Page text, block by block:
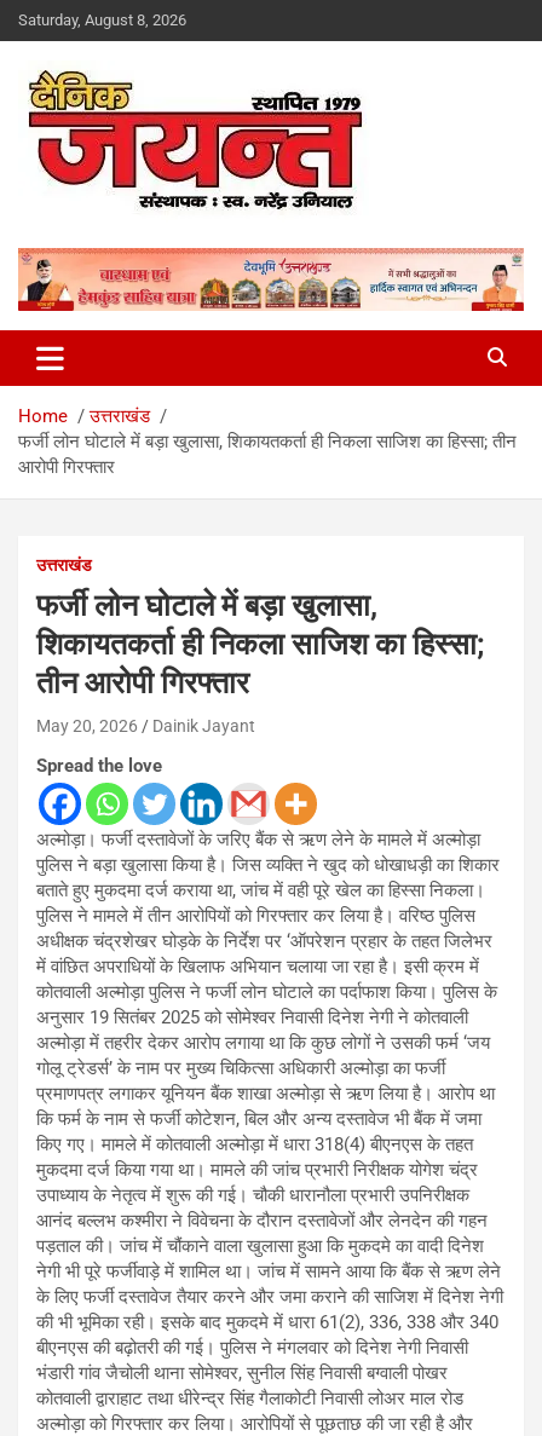
Skip
to
Saturday, August 8, 2026
Dainik Jayant
Home
उत्तराखंड
फर्जी लोन घोटाले में बड़ा खुलासा, शिकायतकर्ता ही निकला साजिश का हिस्सा; तीन
आरोपी गिरफ्तार
उत्तराखंड
फर्जी लोन घोटाले में बड़ा खुलासा,
शिकायतकर्ता ही निकला साजिश का हिस्सा;
तीन आरोपी गिरफ्तार
May 20, 2026 Dainik Jayant
Spread the love
अल्मोड़ा। फर्जी दस्तावेजों के जरिए बैंक से ऋण लेने के मामले में अल्मोड़ा
पुलिस ने बड़ा खुलासा किया है। जिस व्यक्ति ने खुद को धोखाधड़ी का शिकार
बताते हुए मुकदमा दर्ज कराया था, जांच में वही पूरे खेल का हिस्सा निकला।
पुलिस ने मामले में तीन आरोपियों को गिरफ्तार कर लिया है। वरिष्ठ पुलिस
अधीक्षक चंद्रशेखर घोड़के के निर्देश पर ‘ऑपरेशन प्रहार के तहत जिलेभर
में वांछित अपराधियों के खिलाफ अभियान चलाया जा रहा है। इसी क्रम में
कोतवाली अल्मोड़ा पुलिस ने फर्जी लोन घोटाले का पर्दाफाश किया। पुलिस के
अनुसार 19 सितंबर 2025 को सोमेश्वर निवासी दिनेश नेगी ने कोतवाली
अल्मोड़ा में तहरीर देकर आरोप लगाया था कि कुछ लोगों ने उसकी फर्म ‘जय
गोलू ट्रेडर्स’ के नाम पर मुख्य चिकित्सा अधिकारी अल्मोड़ा का फर्जी
प्रमाणपत्र लगाकर यूनियन बैंक शाखा अल्मोड़ा से ऋण लिया है। आरोप था
कि फर्म के नाम से फर्जी कोटेशन, बिल और अन्य दस्तावेज भी बैंक में जमा
किए गए। मामले में कोतवाली अल्मोड़ा में धारा 318(4) बीएनएस के तहत
मुकदमा दर्ज किया गया था। मामले की जांच प्रभारी निरीक्षक योगेश चंद्र
उपाध्याय के नेतृत्व में शुरू की गई। चौकी धारानौला प्रभारी उपनिरीक्षक
आनंद बल्लभ कश्मीरा ने विवेचना के दौरान दस्तावेजों और लेनदेन की गहन
पड़ताल की। जांच में चौंकाने वाला खुलासा हुआ कि मुकदमे का वादी दिनेश
नेगी भी पूरे फर्जीवाड़े में शामिल था। जांच में सामने आया कि बैंक से ऋण लेने
के लिए फर्जी दस्तावेज तैयार करने और जमा कराने की साजिश में दिनेश नेगी
की भी भूमिका रही। इसके बाद मुकदमे में धारा 61(2), 336, 338 और 340
बीएनएस की बढ़ोतरी की गई। पुलिस ने मंगलवार को दिनेश नेगी निवासी
भंडारी गांव जैचोली थाना सोमेश्वर, सुनील सिंह निवासी बग्वाली पोखर
कोतवाली द्वाराहाट तथा धीरेन्द्र सिंह गैलाकोटी निवासी लोअर माल रोड
अल्मोड़ा को गिरफ्तार कर लिया। आरोपियों से पूछताछ की जा रही है और